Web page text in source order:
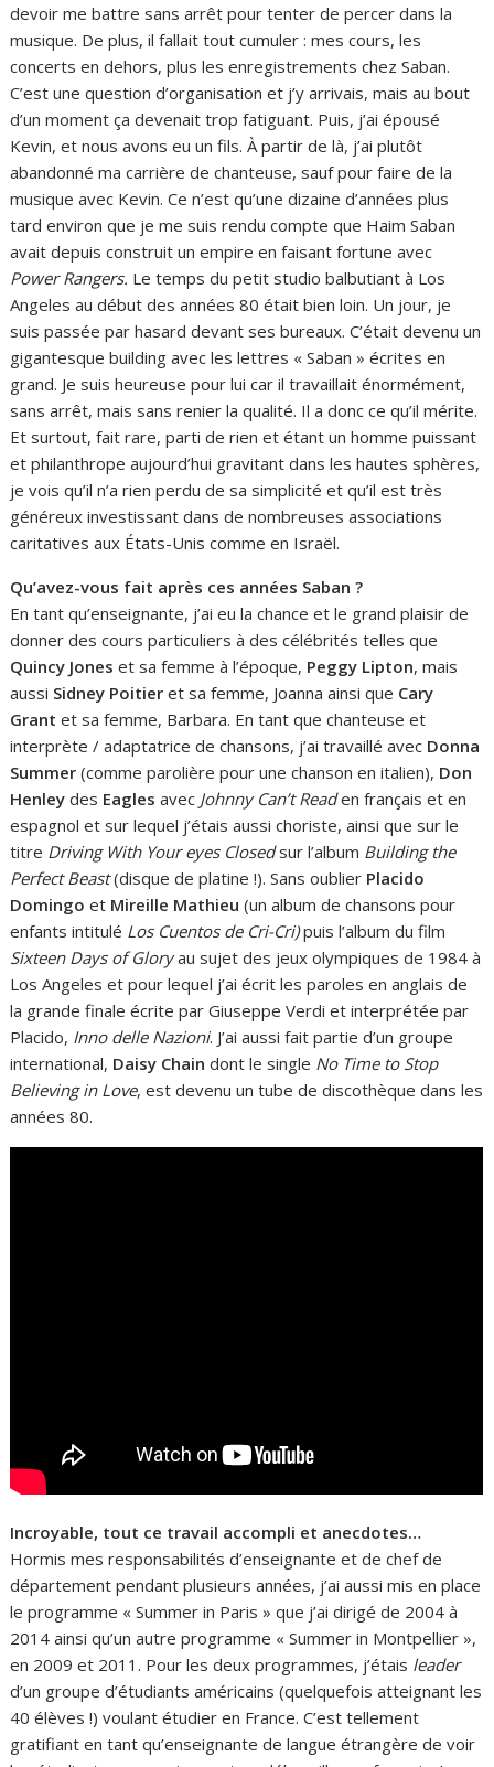
devoir me battre sans arrêt pour tenter de percer dans la
musique. De plus, il fallait tout cumuler : mes cours, les
concerts en dehors, plus les enregistrements chez Saban.
C’est une question d’organisation et j’y arrivais, mais au bout
d’un moment ça devenait trop fatiguant. Puis, j’ai épousé
Kevin, et nous avons eu un fils. À partir de là, j’ai plutôt
abandonné ma carrière de chanteuse, sauf pour faire de la
musique avec Kevin. Ce n’est qu’une dizaine d’années plus
tard environ que je me suis rendu compte que Haim Saban
avait depuis construit un empire en faisant fortune avec
Power Rangers. Le temps du petit studio balbutiant à Los
Angeles au début des années 80 était bien loin. Un jour, je
suis passée par hasard devant ses bureaux. C’était devenu un
gigantesque building avec les lettres « Saban » écrites en
grand. Je suis heureuse pour lui car il travaillait énormément,
sans arrêt, mais sans renier la qualité. Il a donc ce qu’il mérite.
Et surtout, fait rare, parti de rien et étant un homme puissant
et philanthrope aujourd’hui gravitant dans les hautes sphères,
je vois qu’il n’a rien perdu de sa simplicité et qu’il est très
généreux investissant dans de nombreuses associations
caritatives aux États-Unis comme en Israël.
Qu’avez-vous fait après ces années Saban ?
En tant qu’enseignante, j’ai eu la chance et le grand plaisir de
donner des cours particuliers à des célébrités telles que
Quincy Jones et sa femme à l’époque, Peggy Lipton, mais
aussi Sidney Poitier et sa femme, Joanna ainsi que Cary
Grant et sa femme, Barbara. En tant que chanteuse et
interprète / adaptatrice de chansons, j’ai travaillé avec Donna
Summer (comme parolière pour une chanson en italien), Don
Henley des Eagles avec Johnny Can’t Readen français et en
espagnol et sur lequel j’étais aussi choriste, ainsi que sur le
titre Driving With Your eyes Closedsur l’album Building the
Perfect Beast(disque de platine !). Sans oublier Placido
Domingo et Mireille Mathieu (un album de chansons pour
enfants intitulé Los Cuentos de Cri-Cri)puis l’album du film
Sixteen Days of Gloryau sujet des jeux olympiques de 1984 à
Los Angeles et pour lequel j’ai écrit les paroles en anglais de
la grande finale écrite par Giuseppe Verdi et interprétée par
Placido, Inno delle Nazioni. J’ai aussi fait partie d’un groupe
international, Daisy Chain dont le single No Time to Stop
Believing in Love, est devenu un tube de discothèque dans les
années 80.
Incroyable, tout ce travail accompli et anecdotes…
Hormis mes responsabilités d’enseignante et de chef de
département pendant plusieurs années, j’ai aussi mis en place
le programme « Summer in Paris » que j’ai dirigé de 2004 à
2014 ainsi qu’un autre programme « Summer in Montpellier »,
en 2009 et 2011. Pour les deux programmes, j’étais leader
d’un groupe d’étudiants américains (quelquefois atteignant les
40 élèves !) voulant étudier en France. C’est tellement
gratifiant en tant qu’enseignante de langue étrangère de voir